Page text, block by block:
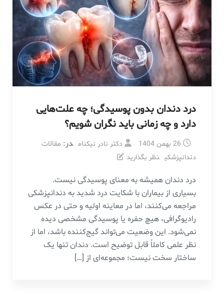
درد دندان بدون پوسیدگی؛ چه علت‌هایی
دارد و چه زمانی باید نگران شویم؟
26 بهمن 1404 دکتر نادر نیکنام در: مقالات
دندانپزشکی نظر بگذارید
درد دندان همیشه به معنای پوسیدگی نیست.
بسیاری از بیماران با شکایت درد شدید به دندانپزشکی
مراجعه می‌کنند، اما در معاینه اولیه و حتی در عکس
رادیوگرافی، هیچ حفره یا پوسیدگی مشخصی دیده
نمی‌شود. این وضعیت می‌تواند گیج‌کننده باشد، اما از
نظر علمی کاملاً قابل توضیح است. دندان تنها یک
ساختار سخت نیست؛ مجموعه‌ای از […]